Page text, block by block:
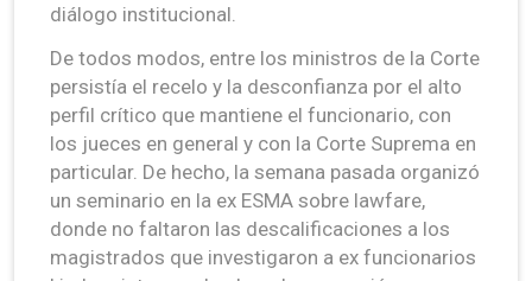
diálogo institucional.
De todos modos, entre los ministros de la Corte
persistía el recelo y la desconfianza por el alto
perfil crítico que mantiene el funcionario, con
los jueces en general y con la Corte Suprema en
particular. De hecho, la semana pasada organizó
un seminario en la ex ESMA sobre lawfare,
donde no faltaron las descalificaciones a los
magistrados que investigaron a ex funcionarios